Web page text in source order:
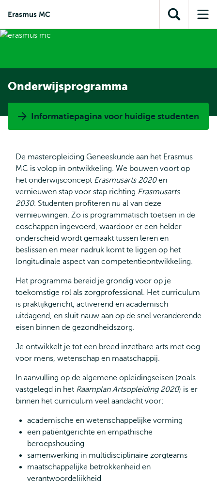
inhoud
Direct naar
subnavigatie
Erasmus MC
Toon
zoekveld
Onderwijsprogramma
Informatiepagina voor huidige studenten
De masteropleiding Geneeskunde aan het Erasmus
MC is volop in ontwikkeling. We bouwen voort op
het onderwijsconcept Erasmusarts 2020en
vernieuwen stap voor stap richting Erasmusarts
2030. Studenten profiteren nu al van deze
vernieuwingen. Zo is programmatisch toetsen in de
coschappen ingevoerd, waardoor er een helder
onderscheid wordt gemaakt tussen leren en
beslissen en meer nadruk komt te liggen op het
longitudinale aspect van competentieontwikkeling.
Het programma bereid je grondig voor op je
toekomstige rol als zorgprofessional. Het curriculum
is praktijkgericht, activerend en academisch
uitdagend, en sluit nauw aan op de snel veranderende
eisen binnen de gezondheidszorg.
Je ontwikkelt je tot een breed inzetbare arts met oog
voor mens, wetenschap en maatschappij.
In aanvulling op de algemene opleidingseisen (zoals
vastgelegd in het Raamplan Artsopleiding 2020) is er
binnen het curriculum veel aandacht voor:
academische en wetenschappelijke vorming
een patiëntgerichte en empathische
beroepshouding
samenwerking in multidisciplinaire zorgteams
maatschappelijke betrokkenheid en
verantwoordelijkheid